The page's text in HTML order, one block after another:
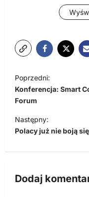
N
a
w
i
g
j
Poprzedni:
Konferencja: Smart
Forum
Następny:
Polacy już nie boją
Dodaj